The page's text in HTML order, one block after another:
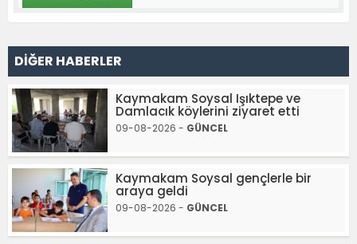
DİĞER HABERLER
Kaymakam Soysal Işıktepe ve
Damlacık köylerini ziyaret etti
09-08-2026 - GÜNCEL
Kaymakam Soysal gençlerle bir
araya geldi
09-08-2026 - GÜNCEL